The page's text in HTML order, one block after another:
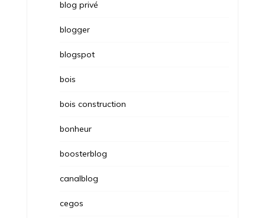
blog privé
blogger
blogspot
bois
bois construction
bonheur
boosterblog
canalblog
cegos